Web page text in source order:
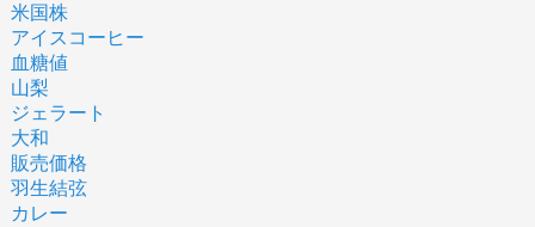
米国株
アイスコーヒー
血糖値
山梨
ジェラート
大和
販売価格
羽生結弦
カレー